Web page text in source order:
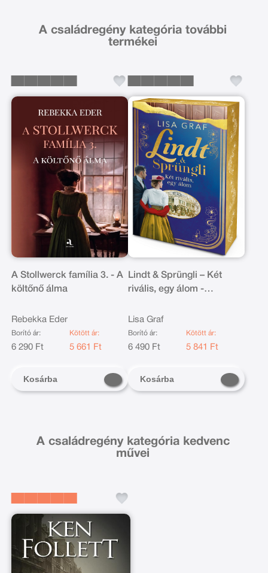
A családregény kategória további
termékei
A Stollwerck família 3. - A
költőnő álma
Rebekka Eder
Borító ár:
6 290 Ft
Kötött ár:
5 661 Ft
Kosárba
Lindt & Sprüngli – Két
rivális, egy álom -
Lisa Graf
Borító ár:
6 490 Ft
Kötött ár:
5 841 Ft
Kosárba
A családregény kategória kedvenc
művei